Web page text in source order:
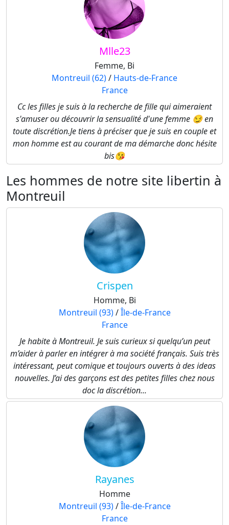
Mlle23
Femme, Bi
Montreuil (62)/ Hauts-de-France
France
Cc les filles je suis à la recherche de fille qui aimeraient
s'amuser ou découvrir la sensualité d'une femme 😏 en
toute discrétion.Je tiens à préciser que je suis en couple et
mon homme est au courant de ma démarche donc hésite
bis😘
Les hommes de notre site libertin à
Montreuil
Crispen
Homme, Bi
Montreuil (93)/Île-de-France
France
Je habite à Montreuil. Je suis curieux si quelqu’un peut
m’aider à parler en intégrer à ma société français. Suis très
intéressant, peut comique et toujours ouverts à des ideas
nouvelles. J’ai des garçons est des petites filles chez nous
doc la discrétion...
Rayanes
Homme
Montreuil (93)/Île-de-France
France